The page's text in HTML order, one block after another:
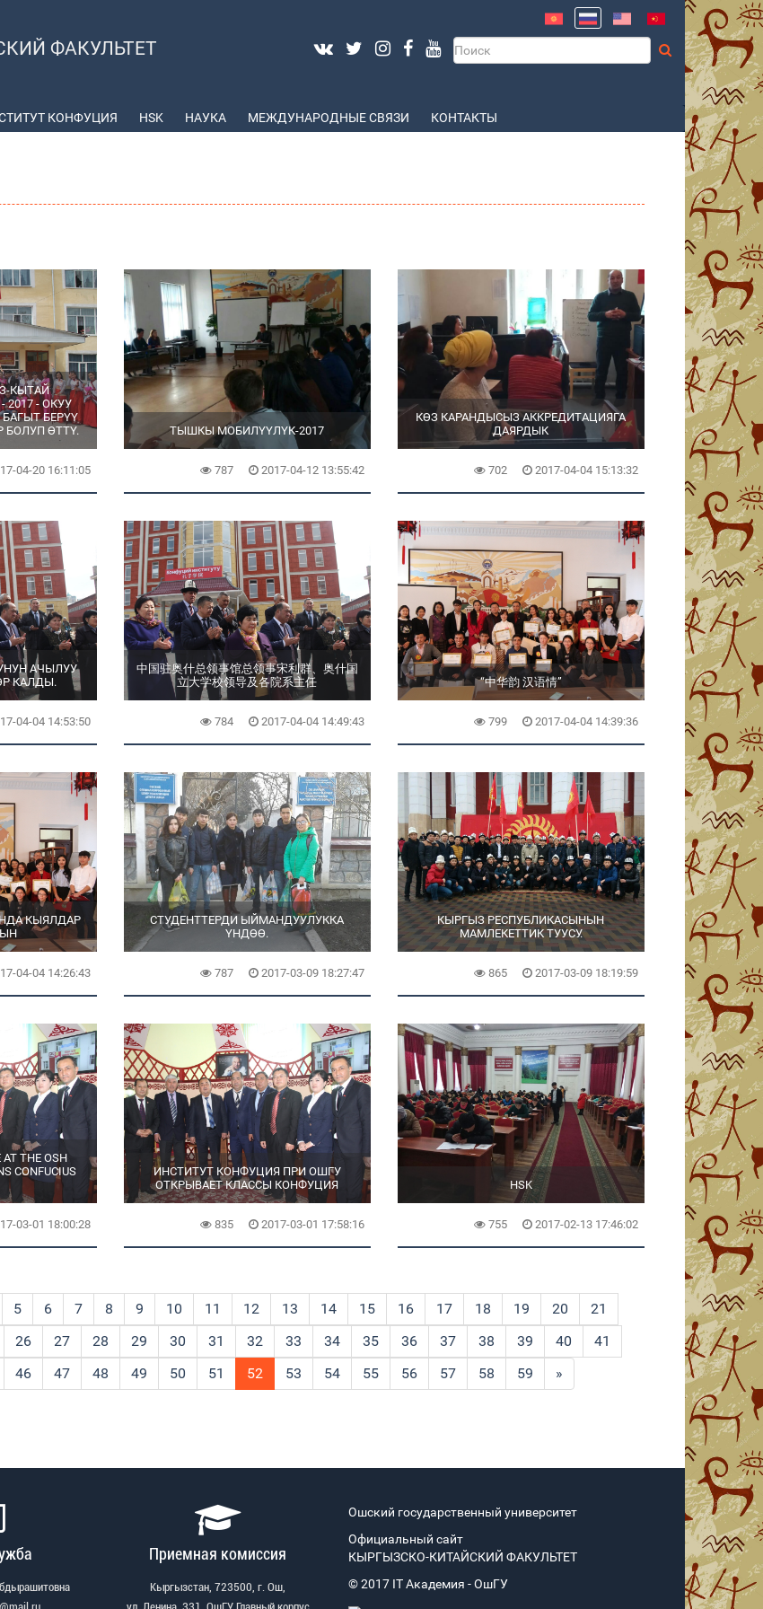
ФАКУЛЬТЕТ
КОНФУЦИЯ HSK НАУКА МЕЖДУНАРОДНЫЕ СВЯЗИ КОНТАКТЫ
КЫТАЙ
2017 - ОКУУ
БЕРҮҮ
ӨТТҮ.
04-20 16:11:05
ТЫШКЫ МОБИЛҮҮЛҮК-2017
787 2017-04-12 13:55:42
КӨЗ КАРАНДЫСЫЗ АККРЕДИТАЦИЯГА
ДАЯРДЫК
702 2017-04-04 15:13:32
АЧЫЛУУ
КАЛДЫ.
04-04 14:53:50
中国驻奥什总领事馆总领事宋利群、奥什国
立大学校领导及各院系主任
784 2017-04-04 14:49:43
“中华韵 汉语情”
799 2017-04-04 14:39:36
КЫЯЛДАР
04-04 14:26:43
СТУДЕНТТЕРДИ ЫЙМАНДУУЛУККА
ҮНДӨӨ.
787 2017-03-09 18:27:47
КЫРГЫЗ РЕСПУБЛИКАСЫНЫН
МАМЛЕКЕТТИК ТУУСУ.
865 2017-03-09 18:19:59
AT THE OSH
CONFUCIUS
03-01 18:00:28
ИНСТИТУТ КОНФУЦИЯ ПРИ ОШГУ
ОТКРЫВАЕТ КЛАССЫ КОНФУЦИЯ
835 2017-03-01 17:58:16
HSK
755 2017-02-13 17:46:02
5 6 7 8 9 10 11 12 13 14 15 16 17 18 19 20
21
26 27 28 29 30 31 32 33 34 35 36 37 38 39 40
41
46 47 48 49 50 51 52 53 54 55 56 57 58 59 »
Приемная комиссия
Кыргызстан, 723500, г. Ош,
Ошский государственный университет
Официальный сайт
КЫРГЫЗСКО-КИТАЙСКИЙ ФАКУЛЬТЕТ
© 2017 IT Академия - OшГУ